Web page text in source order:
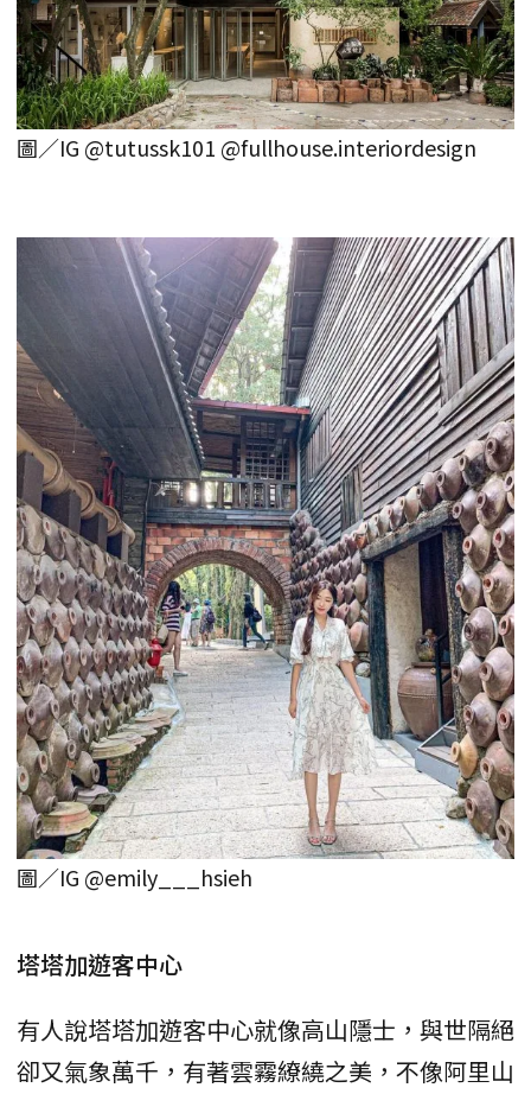
圖／IG @tutussk101 @fullhouse.interiordesign
圖／IG @emily___hsieh
塔塔加遊客中心
有人說塔塔加遊客中心就像高山隱士，與世隔絕
卻又氣象萬千，有著雲霧繚繞之美，不像阿里山